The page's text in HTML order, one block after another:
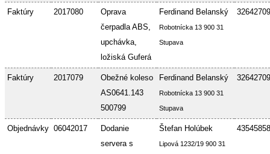
Faktúry 2017080
Oprava
čerpadla ABS,
upchávka,
ložiská Guferá
Ferdinand Belanský
Robotnícka 13 900 31
Stupava
32642709
Faktúry 2017079
Obežné koleso
AS0641.143
500799
Ferdinand Belanský
Robotnícka 13 900 31
Stupava
32642709
Objednávky 06042017
Dodanie
servera s
Štefan Holúbek
Lipová 1232/19 900 31
43545858